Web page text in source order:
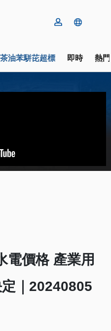
油苯駢芘超標 即時 熱
電價格 產業用
｜20240805